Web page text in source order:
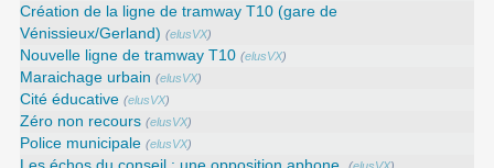
Création de la ligne de tramway T10 (gare de
Vénissieux/Gerland) (elusVX)
Nouvelle ligne de tramway T10 (elusVX)
Maraichage urbain (elusVX)
Cité éducative (elusVX)
Zéro non recours (elusVX)
Police municipale (elusVX)